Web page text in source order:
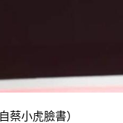
蔡小虎臉書）